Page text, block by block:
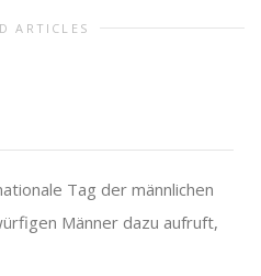
ARTICLES
Tag der männlichen
Männer dazu aufruft,